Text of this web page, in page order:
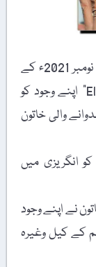
ہمدرد نونہال (Bilingual Journal) کے ماہِ نومبر 2021ء کے
انگریزی حصہ کے مطابق "Elaine Davidson” اپنے وجود کو
والی خاتون
انگریزی میں
کے مطابق خاتون نے اپنے وجود
کے کیل وغیرہ